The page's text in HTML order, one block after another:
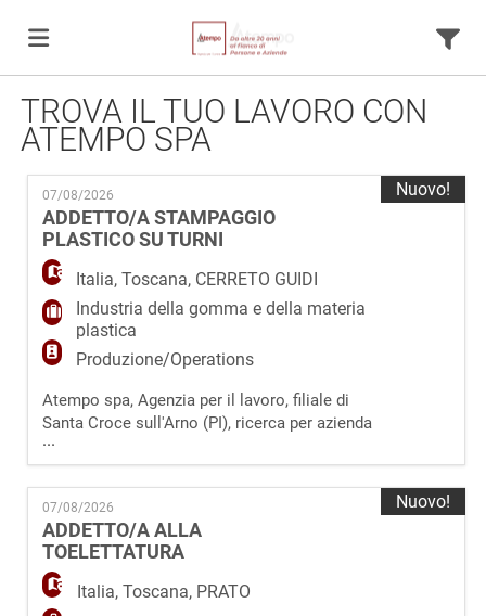
Home
Offerte
lavoro
il
CV
Login
Lingua
EN
FR
TROVA IL TUO LAVORO CON
ATEMPO SPA
07/08/2026
ADDETTO/A STAMPAGGIO
PLASTICO SU TURNI
Italia,Toscana, CERRETO GUIDI
Industria della gomma e della materia
plastica
Produzione/Operations
Atempo spa, Agenzia per il lavoro, filiale di
Santa Croce sull'Arno (PI), ricerca per azienda
settore gomma plastica situata in
zona Cerreto Guidi (FI) un/una Addetto/a
Stampaggio Plastico su Turni da inserire in
organico aziendale. La risorsa si occuperà di:
- Conduzione e presidio delle macchine di
stampaggio durante il ciclo produttivo. -
...
Nuovo!
07/08/2026
ADDETTO/A ALLA
TOELETTATURA
Italia,Toscana, PRATO
Nuovo!